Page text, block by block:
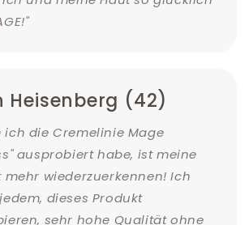
Heisenberg (42)
ich die Cremelinie Mage
ausprobiert habe, ist meine
mehr wiederzuerkennen! Ich
dieses Produkt
sehr hohe Qualität ohne